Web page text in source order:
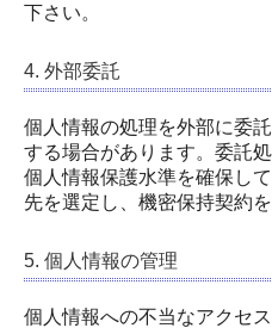
下さい。
4. 外部委託
個人情報の処理を外部に委
する場合があります。委託
個人情報保護水準を確保し
先を選定し、機密保持契約
5. 個人情報の管理
個人情報への不当なアクセ